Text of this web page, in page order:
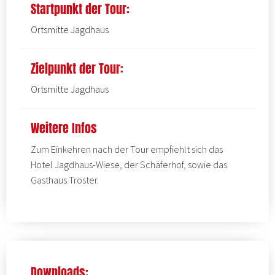
Startpunkt der Tour:
Ortsmitte Jagdhaus
Zielpunkt der Tour:
Ortsmitte Jagdhaus
Weitere Infos
Zum Einkehren nach der Tour empfiehlt sich das
Hotel Jagdhaus-Wiese, derSchäferhof, sowie das
Gasthaus Tröster.